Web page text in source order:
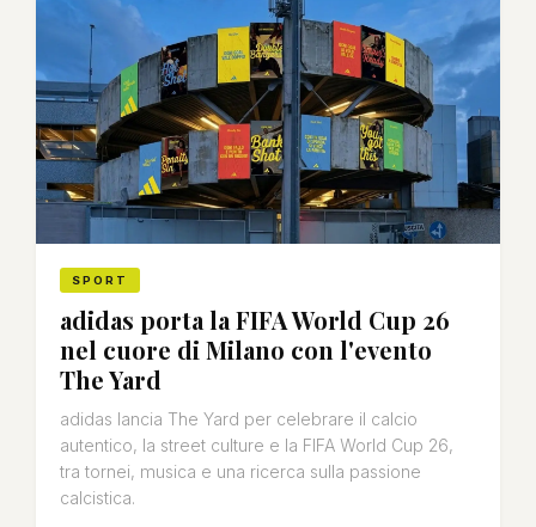
SPORT
adidas porta la FIFA World Cup 26
nel cuore di Milano con l'evento
The Yard
adidas lancia The Yard per celebrare il calcio
autentico, la street culture e la FIFA World Cup 26,
tra tornei, musica e una ricerca sulla passione
calcistica.